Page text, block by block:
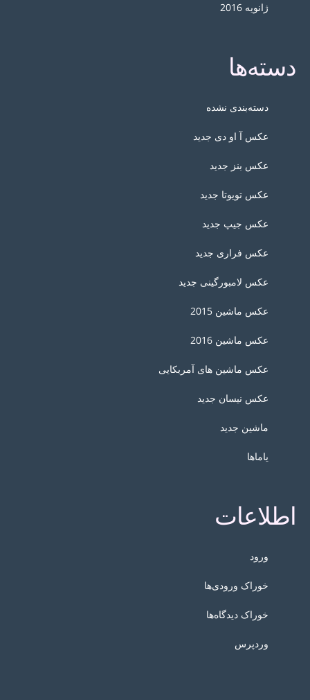
ژانویه 2016
دسته‌ها
دسته‌بندی نشده
عکس آ او دی جدید
عکس بنز جدید
عکس تویوتا جدید
عکس جیپ جدید
عکس فراری جدید
عکس لامبورگینی جدید
عکس ماشین 2015
عکس ماشین 2016
عکس ماشین های آمربکایی
عکس نیسان جدید
ماشین جدید
یاماها
اطلاعات
ورود
خوراک ورودی‌ها
خوراک دیدگاه‌ها
وردپرس